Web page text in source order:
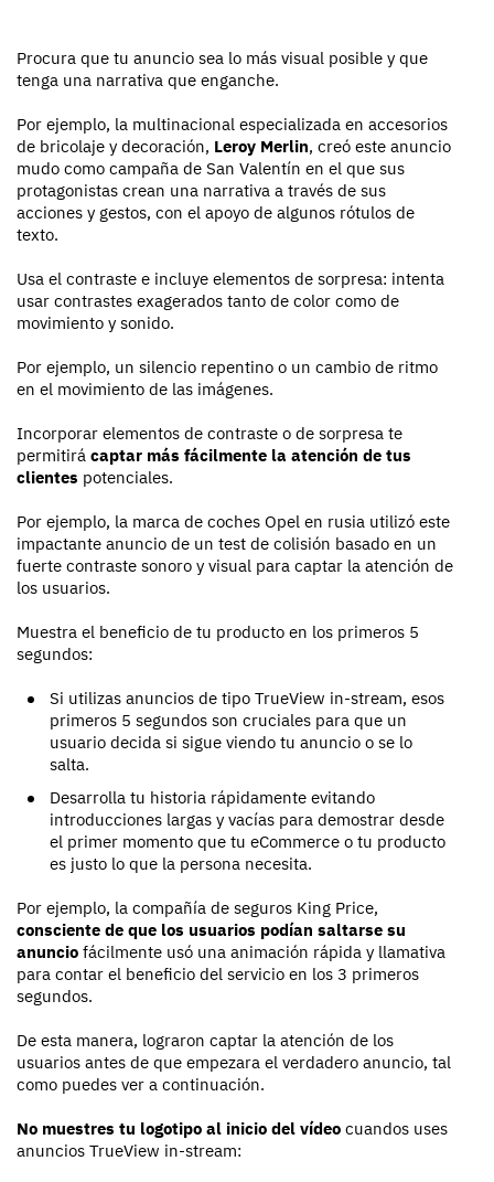
Procura que tu anuncio sea lo más visual posible y que
tenga una narrativa que enganche.
Por ejemplo, la multinacional especializada en accesorios
de bricolaje y decoración, Leroy Merlin, creó este anuncio
mudo como campaña de San Valentín en el que sus
protagonistas crean una narrativa a través de sus
acciones y gestos, con el apoyo de algunos rótulos de
texto.
Usa el contraste e incluye elementos de sorpresa: intenta
usar contrastes exagerados tanto de color como de
movimiento y sonido.
Por ejemplo, un silencio repentino o un cambio de ritmo
en el movimiento de las imágenes.
Incorporar elementos de contraste o de sorpresa te
permitirá captar más fácilmente la atención de tus
clientes potenciales.
Por ejemplo, la marca de coches Opel en rusia utilizó este
impactante anuncio de un test de colisión basado en un
fuerte contraste sonoro y visual para captar la atención de
los usuarios.
Muestra el beneficio de tu producto en los primeros 5
segundos:
Si utilizas anuncios de tipo TrueView in-stream, esos
primeros 5 segundos son cruciales para que un
usuario decida si sigue viendo tu anuncio o se lo
salta.
Desarrolla tu historia rápidamente evitando
introducciones largas y vacías para demostrar desde
el primer momento que tu eCommerce o tu producto
es justo lo que la persona necesita.
Por ejemplo, la compañía de seguros King Price,
consciente de que los usuarios podían saltarse su
anuncio fácilmente usó una animación rápida y llamativa
para contar el beneficio del servicio en los 3 primeros
segundos.
De esta manera, lograron captar la atención de los
usuarios antes de que empezara el verdadero anuncio, tal
como puedes ver a continuación.
No muestres tu logotipo al inicio del vídeo cuandos uses
anuncios TrueView in-stream: